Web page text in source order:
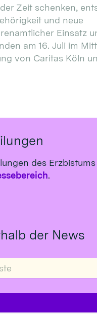
Zeit schenken,
und neue
Einsatz
am 16. Juli im
von Caritas Köln
des
.
der News